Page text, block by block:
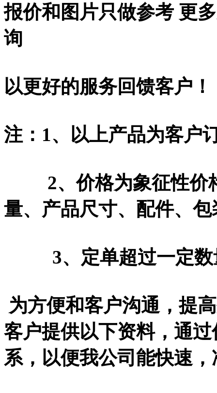
报价和图片只做参考 更
询
以更好的服务回馈客户！
注：1、以上产品为客户
2、价格为象征性价
量、产品尺寸、配件、
3、定单超过一定数
为方便和客户沟通，提
客户提供以下资料，通
系，以便我公司能快速